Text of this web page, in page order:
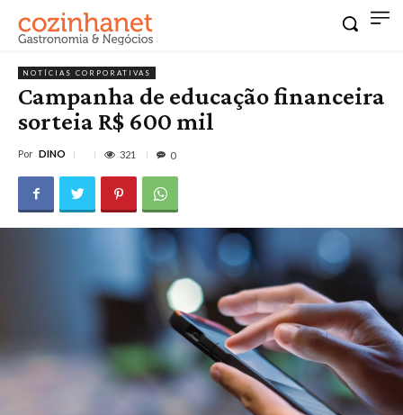
NOTÍCIAS CORPORATIVAS
Campanha de educação financeira
sorteia R$ 600 mil
Por DINO 321 0